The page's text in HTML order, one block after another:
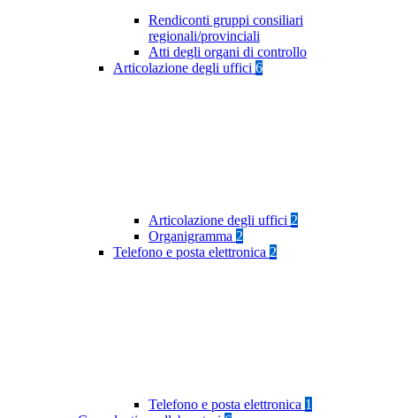
Rendiconti gruppi consiliari
regionali/provinciali
Atti degli organi di controllo
Articolazione degli uffici 6
Articolazione degli uffici 2
Organigramma 2
Telefono e posta elettronica 2
Telefono e posta elettronica 1